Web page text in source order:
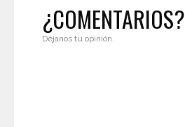
¿COMENTARIOS?
Déjanos tu opinión.